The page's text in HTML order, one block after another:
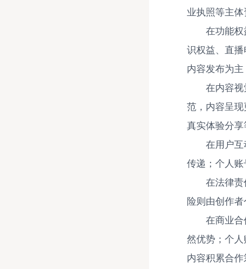
业执照等主
在功能
识权益、直
内容发布为主
在内容
范，内容呈
真实体验分享
在用户
传递；个人
在法律
险则由创作
在商业
然优势；个
内容积累合作